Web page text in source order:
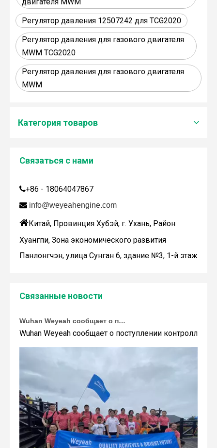
Регулятор давления 12507242 для TCG2020
Регулятор давления для газового двигателя
MWM TCG2020
Регулятор давления для газового двигателя
MWM
Категория товаров
Связаться с нами
+86 - 18064047867
 info@weyeahengine.com
Китай, Провинция Хубэй, г. Ухань, Район
Хуангпи, Зона экономического развития
Панлонгчэн, улица Сунган 6, здание №3, 1-й этаж
Связанные новости
WY200673
Wuhan Weyeah сообщает о поступлении